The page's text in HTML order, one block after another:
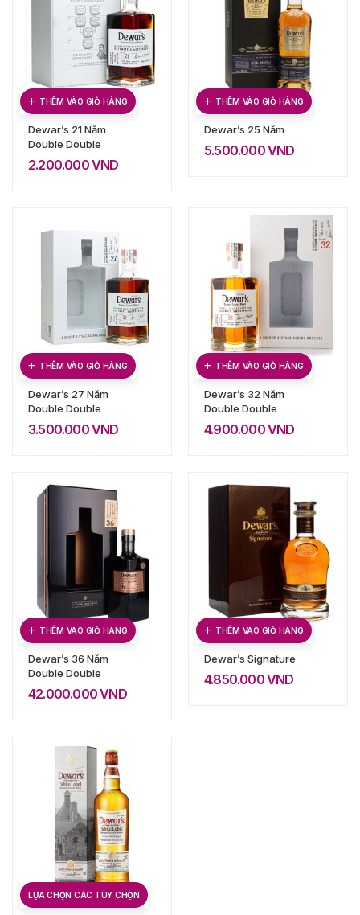
THÊM VÀO GIỎ HÀNG
Dewar’s 21 Năm
Double Double
2.200.000VND
THÊM VÀO GIỎ HÀNG
Dewar’s 25 Năm
5.500.000VND
THÊM VÀO GIỎ HÀNG
Dewar’s 27 Năm
Double Double
3.500.000VND
THÊM VÀO GIỎ HÀNG
Dewar’s 32 Năm
Double Double
4.900.000VND
THÊM VÀO GIỎ HÀNG
Dewar’s 36 Năm
Double Double
42.000.000VND
THÊM VÀO GIỎ HÀNG
Dewar’s Signature
4.850.000VND
LỰA CHỌN CÁC TÙY CHỌN